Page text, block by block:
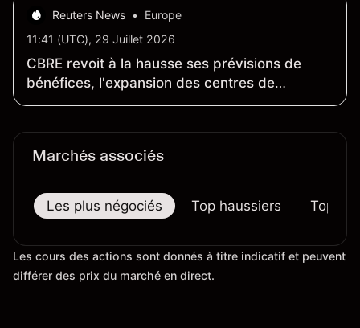
Reuters News •
Europe
11:41 (UTC), 29 Juillet 2026
CBRE revoit à la hausse ses prévisions de
bénéfices, l'expansion des centres de
données stimulant la demande en services
Marchés associés
Les plus négociés Top haussiers Top
Les cours des actions sont donnés à titre indicatif et peuvent
différer des prix du marché en direct.